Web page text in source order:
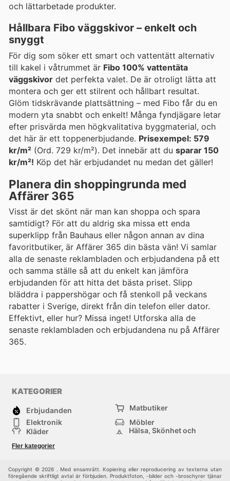
och lättarbetade produkter.
Hållbara Fibo väggskivor – enkelt och
snyggt
För dig som söker ett smart och vattentätt alternativ
till kakel i våtrummet är Fibo 100% vattentäta
väggskivor det perfekta valet. De är otroligt lätta att
montera och ger ett stilrent och hållbart resultat.
Glöm tidskrävande plattsättning – med Fibo får du en
modern yta snabbt och enkelt! Många fyndjägare letar
efter prisvärda men högkvalitativa byggmaterial, och
det här är ett toppenerbjudande. Prisexempel: 579
kr/m² (Ord. 729 kr/m²). Det innebär att du sparar 150
kr/m²! Köp det här erbjudandet nu medan det gäller!
Planera din shoppingrunda med
Affärer 365
Visst är det skönt när man kan shoppa och spara
samtidigt? För att du aldrig ska missa ett enda
superklipp från Bauhaus eller någon annan av dina
favoritbutiker, är Affärer 365 din bästa vän! Vi samlar
alla de senaste reklambladen och erbjudandena på ett
och samma ställe så att du enkelt kan jämföra
erbjudanden för att hitta det bästa priset. Slipp
bläddra i pappershögar och få stenkoll på veckans
rabatter i Sverige, direkt från din telefon eller dator.
Effektivt, eller hur? Missa inget! Utforska alla de
senaste reklambladen och erbjudandena nu på Affärer
365.
KATEGORIER
Erbjudanden
Matbutiker
Elektronik
Möbler
Kläder
Hälsa, Skönhet och
Bygg & Trädgård
Fler kategorier
Copyright © 2026 . Med ensamrätt. Kopiering eller reproducering av texterna utan
föregående skriftligt avtal är förbjuden. Produktfoton, -bilder och -broschyrer tjänar